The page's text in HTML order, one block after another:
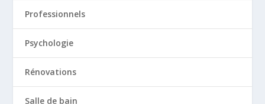
Professionnels
Psychologie
Rénovations
Salle de bain